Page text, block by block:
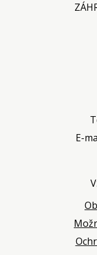
E-